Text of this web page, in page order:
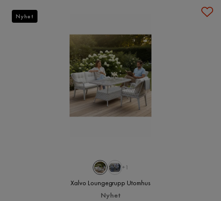
+1
Xalvo Loungegrupp Utomhus
Nyhet
Nyhet